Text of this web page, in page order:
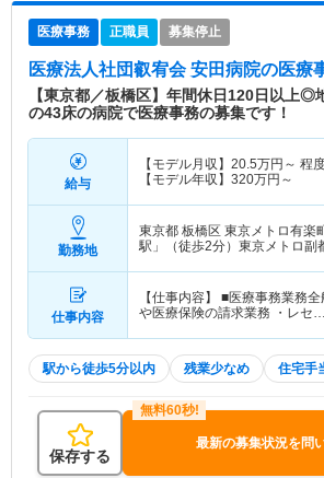
医療事務 正職員 募集停止
医療法人社団叡宥会 安田病院の医療
【東京都／板橋区】年間休日120日以上◎
の43床の病院で医療事務の募集です！
給与
【モデル月収】 20.5万円～ 程
【モデル年収】 320万円～
勤務地
東京都 板橋区 東京メトロ有楽
駅」（徒歩2分）東京メトロ副
仕事内容
【仕事内容】 ■医療事務業務
や医療保険の請求業務 ・レセ…
駅から徒歩5分以内 残業少なめ 住宅手
保存する
最新の募集状況を問